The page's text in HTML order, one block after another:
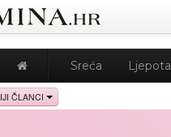
Sreća Ljepota
ČLANCI